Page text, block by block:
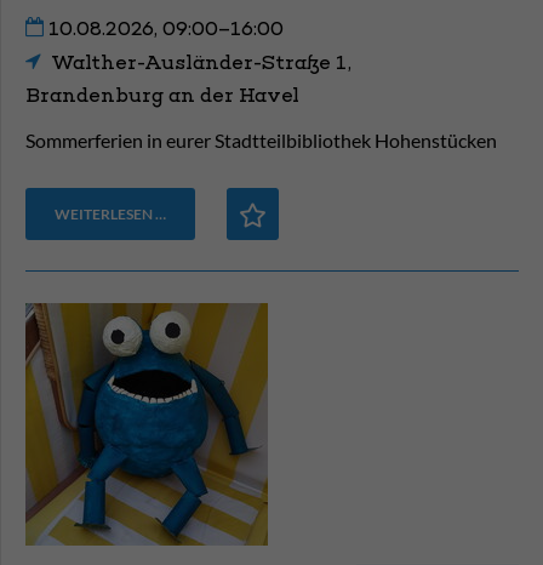
10.08.2026, 09:00–16:00
Walther-Ausländer-Straße 1,
Brandenburg an der Havel
Sommerferien in eurer Stadtteilbibliothek Hohenstücken
WEITERLESEN …